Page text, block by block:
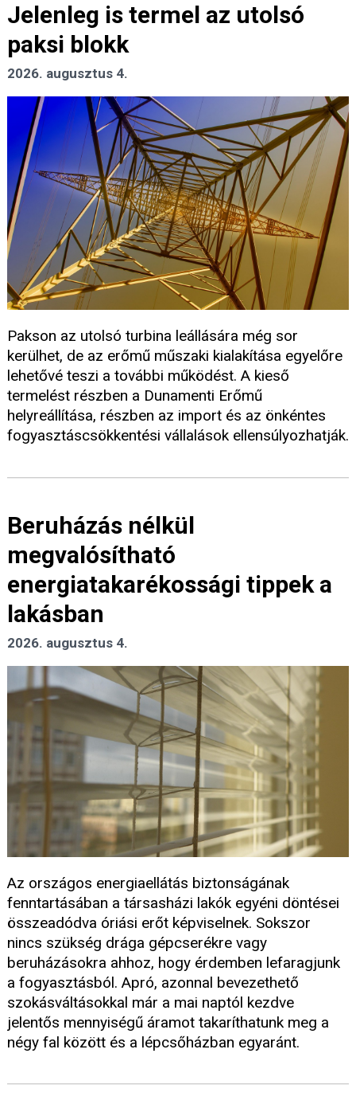
Jelenleg is termel az utolsó
paksi blokk
2026. augusztus 4.
Pakson az utolsó turbina leállására még sor
kerülhet, de az erőmű műszaki kialakítása egyelőre
lehetővé teszi a további működést. A kieső
termelést részben a Dunamenti Erőmű
helyreállítása, részben az import és az önkéntes
fogyasztáscsökkentési vállalások ellensúlyozhatják.
Beruházás nélkül
megvalósítható
energiatakarékossági tippek a
lakásban
2026. augusztus 4.
Az országos energiaellátás biztonságának
fenntartásában a társasházi lakók egyéni döntései
összeadódva óriási erőt képviselnek. Sokszor
nincs szükség drága gépcserékre vagy
beruházásokra ahhoz, hogy érdemben lefaragjunk
a fogyasztásból. Apró, azonnal bevezethető
szokásváltásokkal már a mai naptól kezdve
jelentős mennyiségű áramot takaríthatunk meg a
négy fal között és a lépcsőházban egyaránt.